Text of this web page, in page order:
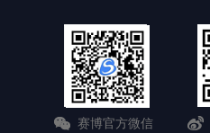
赛博官方微信